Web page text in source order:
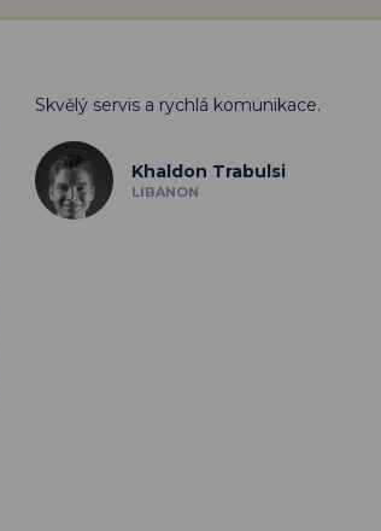
Skvělý servis a rychlá komunikace.
Khaldon Trabulsi
LIBANON